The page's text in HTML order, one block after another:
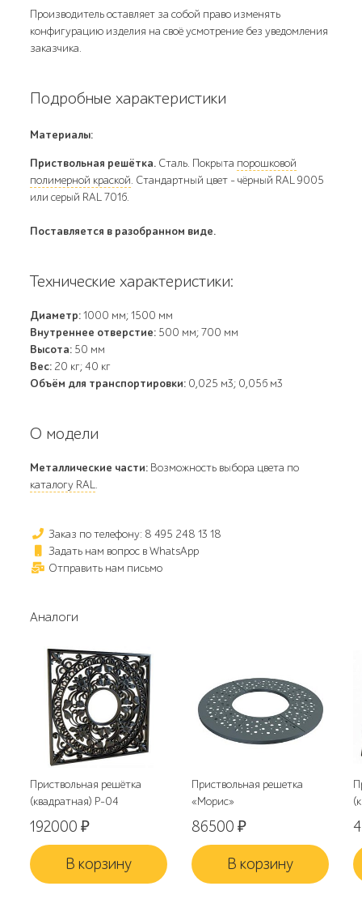
Производитель оставляет за собой право изменять
конфигурацию изделия на своё усмотрение без уведомления
заказчика.
Подробные характеристики
Материалы:
Приствольная решётка. Сталь. Покрыта порошковой
полимерной краской. Стандартный цвет – чёрный RAL 9005
или серый RAL 7016.
Поставляется в разобранном виде.
Технические характеристики:
Диаметр:1000 мм; 1500 мм
Внутреннее отверстие: 500 мм; 700 мм
Высота: 50 мм
Вес: 20 кг; 40 кг
Объём для транспортировки: 0,025 м3; 0,056 м3
О модели
Металлические части: Возможность выбора цвета по
каталогу RAL.
Заказ по телефону: 8 495 248 13 18
Задать нам вопрос в WhatsApp
Отправить нам письмо
Аналоги
Приствольная решётка
(квадратная) Р-04
192000₽
В корзину
Приствольная решетка
«Морис»
86500₽
В корзину